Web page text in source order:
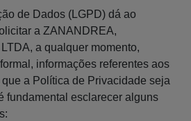
de Dados (LGPD) dá ao
a ZANANDREA,
a qualquer momento,
informações referentes aos
a Política de Privacidade seja
fundamental esclarecer alguns